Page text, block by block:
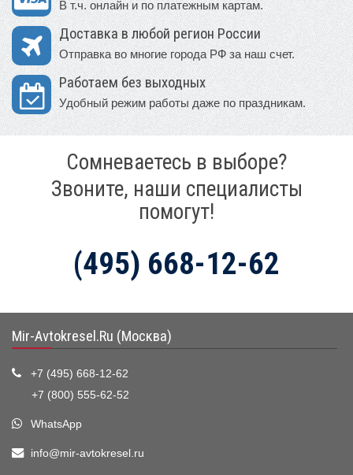
В т.ч. онлайн и по платежным картам.
Доставка в любой регион России
Отправка во многие города РФ за наш счет.
Работаем без выходных
Удобный режим работы даже по праздникам.
Сомневаетесь в выборе?
Звоните, наши специалисты
помогут!
(495) 668-12-62
Mir-Avtokresel.Ru (Москва)
+7 (495) 668-12-62
+7 (800) 555-62-52
WhatsApp
info@mir-avtokresel.ru